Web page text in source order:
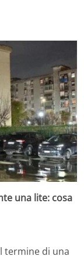
una lite: cosa
termine di una